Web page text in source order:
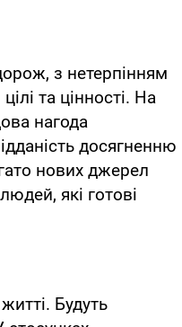
з нетерпінням
та цінності. На
нагода
досягненню
нових джерел
які готові
Будуть